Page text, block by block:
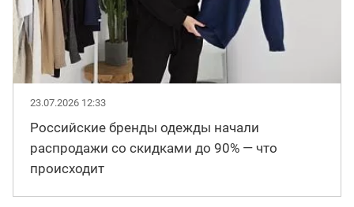
23.07.2026 12:33
Российские бренды одежды начали
распродажи со скидками до 90% — что
происходит